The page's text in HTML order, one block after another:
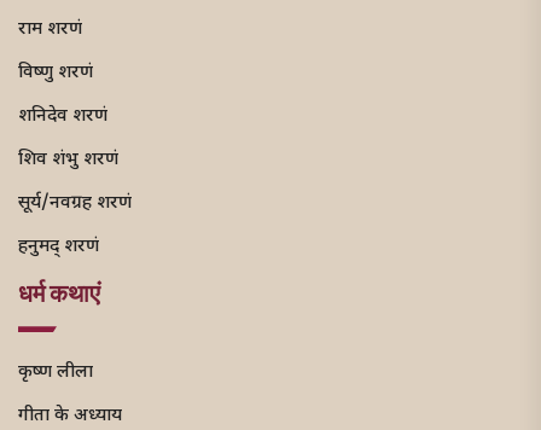
राम शरणं
विष्णु शरणं
शनिदेव शरणं
शिव शंभु शरणं
सूर्य/नवग्रह शरणं
हनुमद् शरणं
धर्म कथाएं
कृष्ण लीला
गीता के अध्याय